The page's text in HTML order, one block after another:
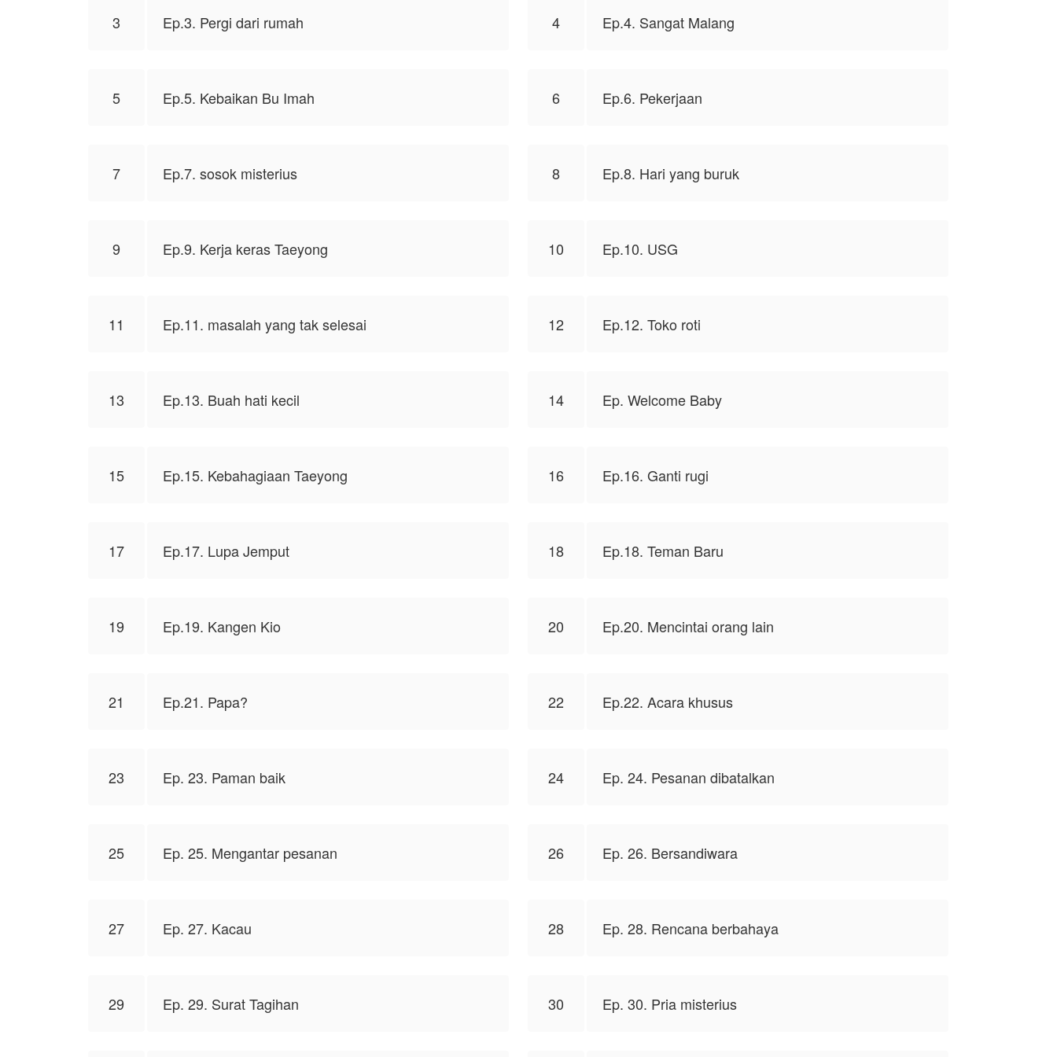
3 Ep.3. Pergi dari rumah 4 Ep.4. Sangat Malang
5 Ep.5. Kebaikan Bu Imah 6 Ep.6. Pekerjaan
7 Ep.7. sosok misterius 8 Ep.8. Hari yang buruk
9 Ep.9. Kerja keras Taeyong 10 Ep.10. USG
11 Ep.11. masalah yang tak selesai 12 Ep.12. Toko roti
13 Ep.13. Buah hati kecil 14 Ep. Welcome Baby
15 Ep.15. Kebahagiaan Taeyong 16 Ep.16. Ganti rugi
17 Ep.17. Lupa Jemput 18 Ep.18. Teman Baru
19 Ep.19. Kangen Kio 20 Ep.20. Mencintai orang lain
21 Ep.21. Papa? 22 Ep.22. Acara khusus
23 Ep. 23. Paman baik 24 Ep. 24. Pesanan dibatalkan
25 Ep. 25. Mengantar pesanan 26 Ep. 26. Bersandiwara
27 Ep. 27. Kacau 28 Ep. 28. Rencana berbahaya
29 Ep. 29. Surat Tagihan 30 Ep. 30. Pria misterius